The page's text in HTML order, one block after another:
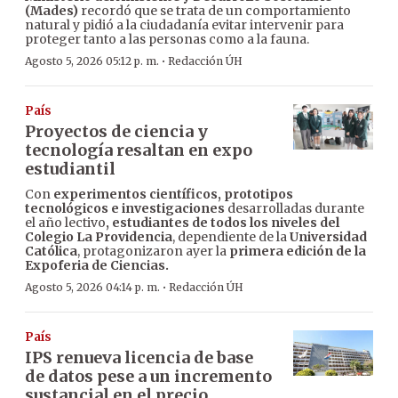
(Mades) recordó que se trata de un comportamiento
natural y pidió a la ciudadanía evitar intervenir para
proteger tanto a las personas como a la fauna.
Agosto 5, 2026 05:12 p. m. · Redacción ÚH
País
Proyectos de ciencia y
tecnología resaltan en expo
estudiantil
Con experimentos científicos, prototipos
tecnológicos e investigaciones desarrolladas durante
el año lectivo, estudiantes de todos los niveles del
Colegio La Providencia, dependiente de laUniversidad
Católica, protagonizaron ayer la primera edición de la
Expoferia de Ciencias.
Agosto 5, 2026 04:14 p. m. · Redacción ÚH
País
IPS renueva licencia de base
de datos pese a un incremento